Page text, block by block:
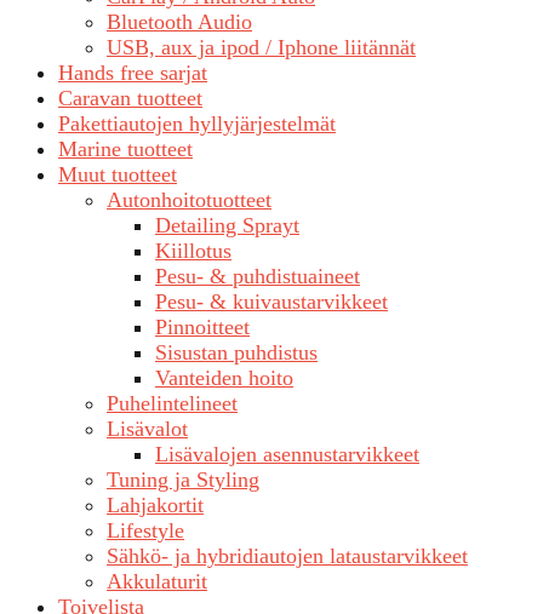
Bluetooth Audio
USB, aux ja ipod / Iphone liitännät
Hands free sarjat
Caravan tuotteet
Pakettiautojen hyllyjärjestelmät
Marine tuotteet
Muut tuotteet
Autonhoitotuotteet
Detailing Sprayt
Kiillotus
Pesu- & puhdistuaineet
Pesu- & kuivaustarvikkeet
Pinnoitteet
Sisustan puhdistus
Vanteiden hoito
Puhelintelineet
Lisävalot
Lisävalojen asennustarvikkeet
Tuning ja Styling
Lahjakortit
Lifestyle
Sähkö- ja hybridiautojen lataustarvikkeet
Akkulaturit
Toivelista